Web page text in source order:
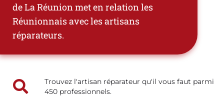
de La Réunion met en relation les
Réunionnais avec les artisans
réparateurs.
Trouvez l'artisan réparateur qu'il vous faut parmi
450 professionnels.